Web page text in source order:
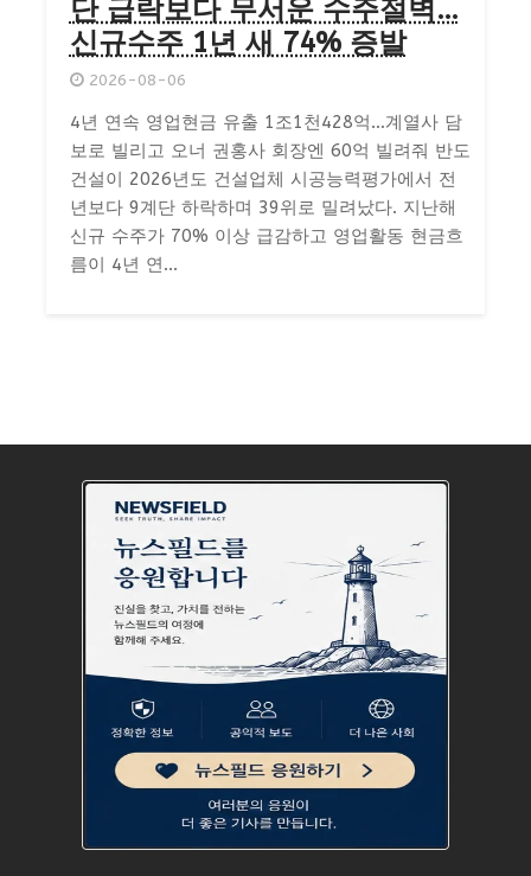
단 급락보다 무서운 수주절벽…
신규수주 1년 새 74% 증발
2026-08-06
4년 연속 영업현금 유출 1조1천428억…계열사 담
보로 빌리고 오너 권홍사 회장엔 60억 빌려줘 반도
건설이 2026년도 건설업체 시공능력평가에서 전
년보다 9계단 하락하며 39위로 밀려났다. 지난해
신규 수주가 70% 이상 급감하고 영업활동 현금흐
름이 4년 연...